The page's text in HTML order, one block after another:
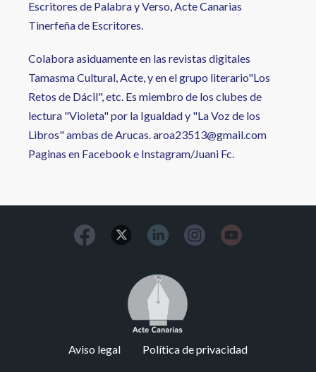
Escritores de Palabra y Verso, Acte Canarias
Tinerfeña de Escritores.
Colabora asiduamente en las revistas digitales
Tamasma Cultural, Acte, y en el grupo literario"Los
Retos de Dácil", etc. Es miembro de los clubes de
lectura "Violeta" por la Igualdad y "La Voz de los
Libros" ambas de Arucas. aroa23513@gmail.com
Paginas en Facebook e Instagram/Juani Fc.
Image
Aviso legal Política de privacidad